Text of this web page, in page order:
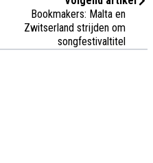
Bookmakers: Malta en
Zwitserland strijden om
songfestivaltitel